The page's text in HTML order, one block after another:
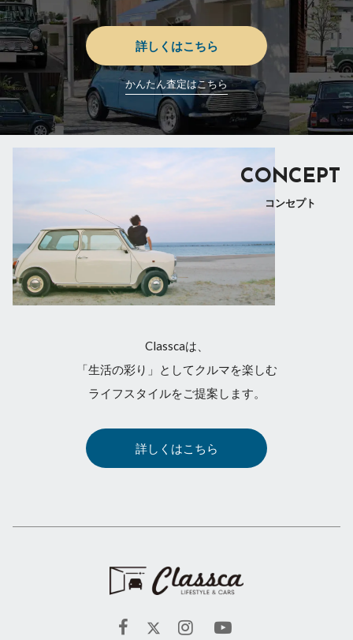
詳しくはこちら
かんたん査定はこちら
CONCEPT
コンセプト
Classcaは、
「生活の彩り」としてクルマを楽しむ
ライフスタイルをご提案します。
詳しくはこちら